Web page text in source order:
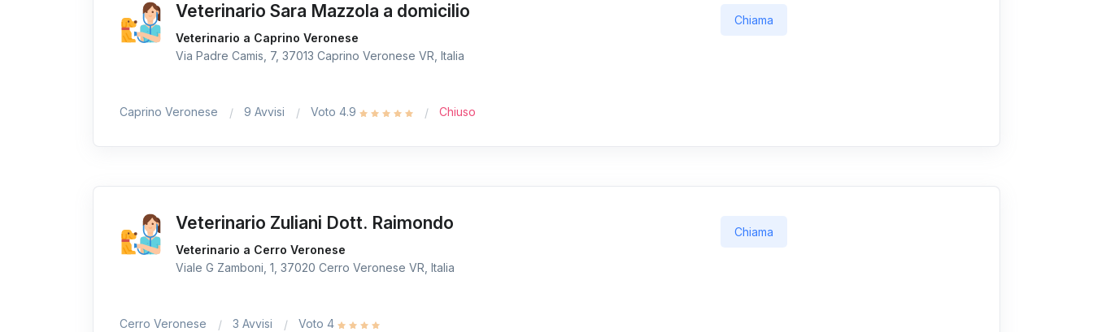
Veterinario Sara Mazzola a domicilio
Veterinario a Caprino Veronese
Via Padre Camis, 7, 37013 Caprino Veronese VR, Italia
Chiama
Caprino Veronese 9 Avvisi Voto 4.9 Chiuso
Veterinario Zuliani Dott. Raimondo
Veterinario a Cerro Veronese
Viale G Zamboni, 1, 37020 Cerro Veronese VR, Italia
Chiama
Cerro Veronese 3 Avvisi Voto 4